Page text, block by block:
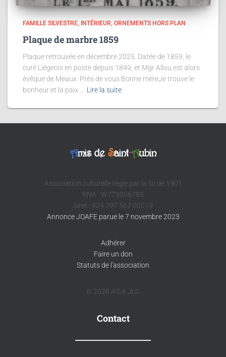
FAMILLE SILVESTRE INTÉRIEUR ORNEMENTS HORS PLAN
Plaque de marbre 1859
Plaque retrouvée en décembre 2025. Datée de 1859, le
curé Liégeois en poste depuis 1849, et Mgr Allou est alors
évêque de Meaux. Près de vous Bonne mèreJe trouve le
bonheur et la paix … Lire la suite
Amis de Saint-Aubin
Association culturelle régie par la loi de 1901
RNA : W773006785
Siret : 924 297 567 00019
Annonce JOAFE parue le 7 novembre 2023
Adhérer
Faire un don
Statuts de l'association
© 2026 AS-A JLC
Contact